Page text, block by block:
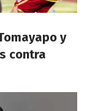
y
contra